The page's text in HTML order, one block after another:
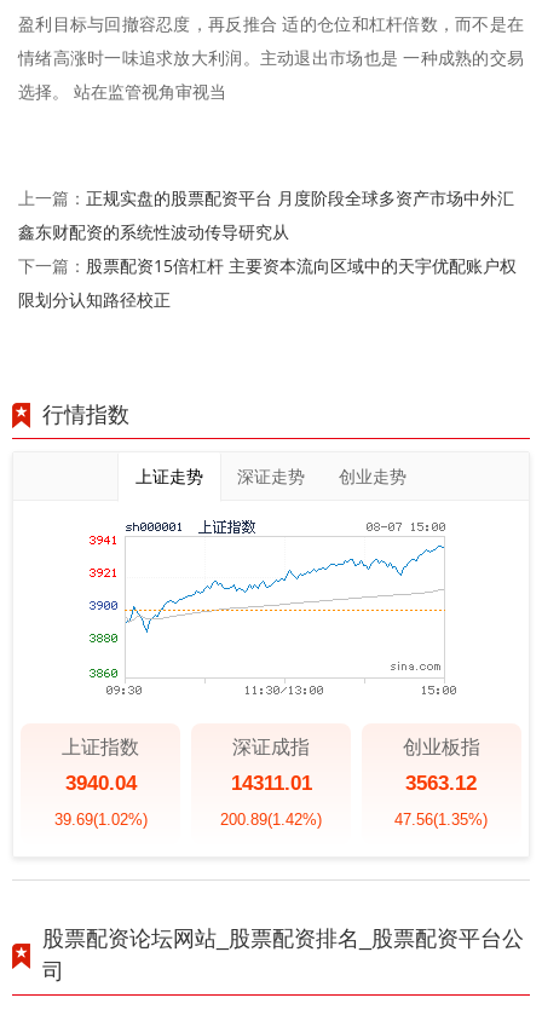
盈利目标与回撤容忍度，再反推合 适的仓位和杠杆倍数，而不是在
情绪高涨时一味追求放大利润。主动退出市场也是 一种成熟的交易
选择。 站在监管视角审视当
上一篇： 正规实盘的股票配资平台 月度阶段全球多资产市场中外汇
鑫东财配资的系统性波动传导研究从
下一篇： 股票配资15倍杠杆 主要资本流向区域中的天宇优配账户权
限划分认知路径校正
行情指数
上证走势 深证走势 创业走势
上证指数
3940.04
39.69(1.02%)
深证成指
14311.01
200.89(1.42%)
创业板指
3563.12
47.56(1.35%)
股票配资论坛网站_股票配资排名_股票配资平台公
司